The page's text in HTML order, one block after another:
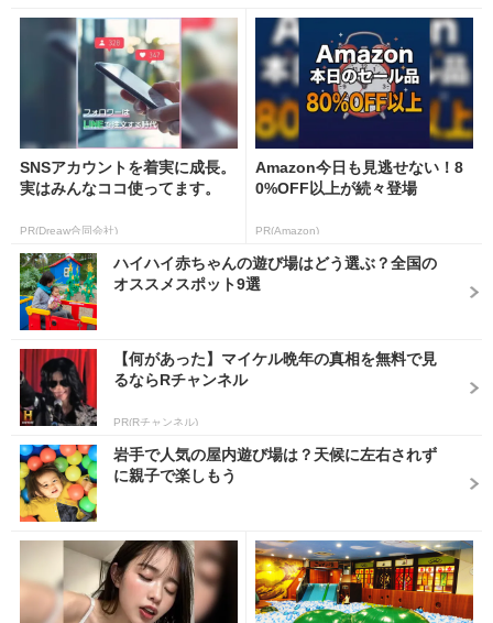
SNSアカウントを着実に成長。
実はみんなココ使ってます。
PR(Dreaw合同会社)
Amazon今日も見逃せない！8
0%OFF以上が続々登場
PR(Amazon)
ハイハイ赤ちゃんの遊び場はどう選ぶ？全国の
オススメスポット9選
【何があった】マイケル晩年の真相を無料で見
るならRチャンネル
PR(Rチャンネル)
岩手で人気の屋内遊び場は？天候に左右されず
に親子で楽しもう